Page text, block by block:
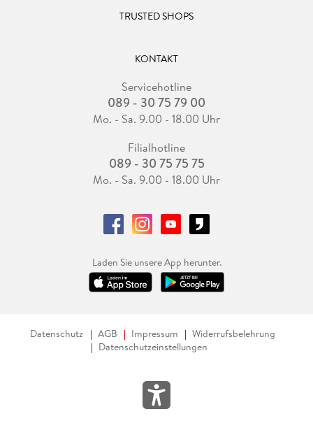
TRUSTED SHOPS
KONTAKT
Servicehotline
089 - 30 75 79 00
Mo. - Sa. 9.00 - 18.00 Uhr
Filialhotline
089 - 30 75 75 75
Mo. - Sa. 9.00 - 18.00 Uhr
Laden Sie unsere App herunter.
Datenschutz AGB Impressum
Widerrufsbelehrung
Datenschutzeinstellungen